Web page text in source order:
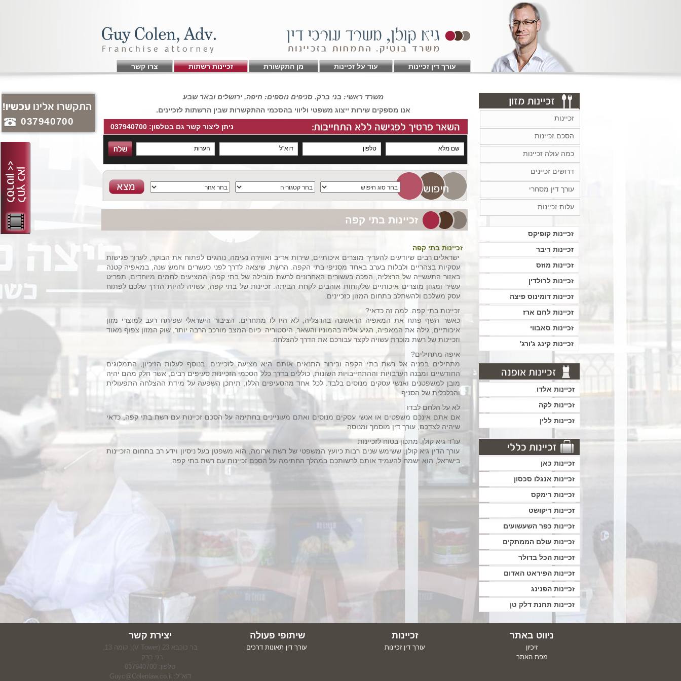
037940700
עורך דין זכיינות עוד על זכיינות מן התקשורת זכיינות רשתות צרו קשר
זכיינות
הסכם זכיינות
כמה עולה זכיינות
דרושים זכיינים
עורך דין מסחרי
עלות זכיינות
זכיינות קופיקס
זכיינות ריבר
זכיינות מוזס
זכיינות לרולדין
זכיינות דומינוס פיצה
זכיינות לחם ארז
זכיינות סאבווי
זכיינות קינג ג'ורג'
זכיינות אלדו
זכיינות לקה
זכיינות ללין
זכיינות כאן
זכיינות אנגלו סכסון
זכיינות רימקס
זכיינות ריקושט
זכיינות כפר השעשועים
זכיינות עולם הממתקים
זכיינות הכל בדולר
זכיינות הפיראט האדום
זכיינות הפנינג
זכיינות תחנת דלק טן
משרד ראשי: בני ברק. סניפים נוספים: חיפה, ירושלים ובאר שבע
אנו מספקים שירות ייצוג משפטי וליווי בהסכמי ההתקשרות שבין הרשתות לזכיינים.
ניתן ליצור קשר גם בטלפון: 037940700
*
*
זכיינות בתי קפה
זכיינות בתי קפה
ישראלים רבים שיודעים להעריך מוצרים איכותיים, שירות אדיב ואווירה נעימה, נוהגים לפתוח את הבוקר, לערוך פגישות
עסקיות בצהריים ולבלות בערב באחד מסניפי בתי הקפה. הרשת, שיצאה לדרך לפני כעשרים וחמש שנה, במאפיה קטנה
באזור התעשייה של הרצליה, הפכה בעשורים האחרונים לרשת מובילה של בתי קפה, המציעים לחמים מיוחדים, תפריט
עשיר ומגוון מוצרים איכותיים שלקוחות אוהבים לקחת הביתה. זכיינות של בתי קפה, עשויה להיות הדרך שלכם לפתוח
עסק משלכם ולהשתלב בתחום המזון כזכיינים.
זכיינות בתי קפה. למה זה כדאי?
כאשר השף פתח את המאפיה הראשונה בהרצליה, לא היו לו מתחרים. הציבור הישראלי שפיתח רעב למוצרי מזון
איכותיים, גילה את המאפיה, הגיע אליה בהמוניו והשאר, היסטוריה. כיום המצב מורכב הרבה יותר, שוק המזון צפוף מאוד
וזכיינות של רשת מוכרת עשויה לקצר עבורכם את הדרך להצלחה.
איפה מתחילים?
מתחילים בפניה אל רשת בתי הקפה ובירור התנאים אותם היא מציעה לזכיינים. בנוסף לעלות הזיכיון, התמלוגים
החודשיים ומבנה הערבויות וההתחייבויות השונות, כוללים בדרך כלל הסכמי הזכיינות סעיפים רבים, אשר חלק מהם יהיה
מובן למשפטנים ואנשי עסקים מנוסים בלבד. לכל אחד מהסעיפים הללו, תיתכן השפעה על מידת ההצלחה התפעולית
והכלכלית של הסניף.
לא על הלחם לבדו
אם אתם אינכם משפטים או אנשי עסקים מנוסים ואתם מעוניינים בחתימה על הסכם זכיינות עם רשת בתי קפה, כדאי
שיהיה לצדכם, עורך דין מוסמך ומנוסה.
עו"ד גיא קולן. מתכון בטוח לזכיינות
עורך הדין גיא קולן, ששימש שנים רבות כיועץ המשפטי של רשת ארומה, הוא משפטן בעל ניסיון וידע רב בתחום הזכיינות
בישראל, הוא ישמח להעמיד אותם לרשותכם במהלך החתימה על הסכם זכיינות עם רשת בתי קפה.
ניווט באתר
זיכיון
מפת האתר
זכיינות
עורך דין זכיינות
שיתופי פעולה
עורך דין תאונות דרכים
יצירת קשר
בר כוכבא 23 (V Tower), קומה 13,
בני ברק
טלפון: 037940700
דוא"ל: Guyc@Colenlaw.co.il